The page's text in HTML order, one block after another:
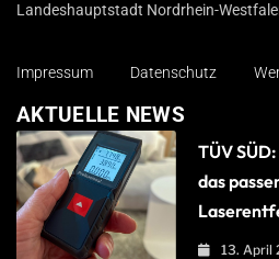
Landeshauptstadt Nordrhein-
Impressum Datenschutz
AKTUELLE NEWS
TÜV
das
13. April